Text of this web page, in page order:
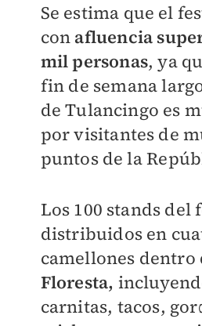
Se estima que el
con afluencia
milpersonas, ya
fin de semana
de Tulancingo es
por visitantes de
puntos de la
Los 100 stands del
distribuidos en
camellones dentro
Floresta,
carnitas, tacos,